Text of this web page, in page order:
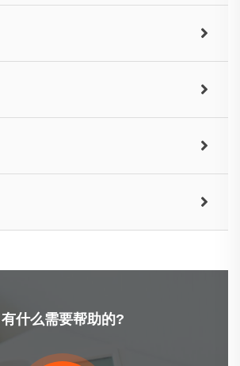
有什么需要帮助的?